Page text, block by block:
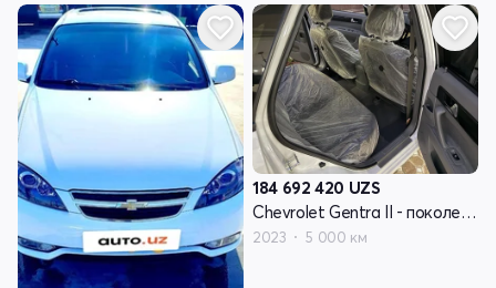
184 692 420 UZS
Chevrolet Gentra II - поколение
2023 5 000 км